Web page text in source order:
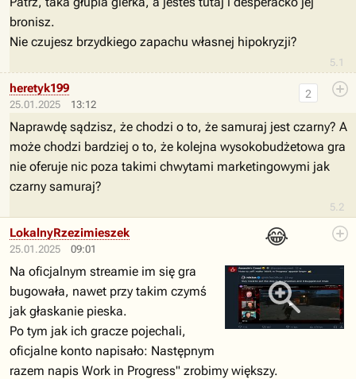
5.1
bronisz.
Nie czujesz brzydkiego zapachu własnej hipokryzji?
25.01.2025 13:12
5.2
2
heretyk199
Naprawdę sądzisz, że chodzi o to, że samuraj jest czarny? A
może chodzi bardziej o to, że kolejna wysokobudżetowa gra
nie oferuje nic poza takimi chwytami marketingowymi jak
czarny samuraj?
25.01.2025 09:01
😂
LokalnyRzezimieszek
Na oficjalnym streamie im się gra
bugowała, nawet przy takim czymś
jak głaskanie pieska.
Po tym jak ich gracze pojechali,
oficjalne konto napisało: Następnym
razem napis Work in Progress" zrobimy większy.